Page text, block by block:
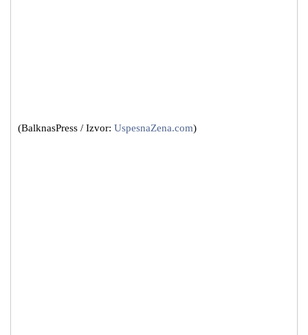
(BalknasPress / Izvor: UspesnaZena.com)